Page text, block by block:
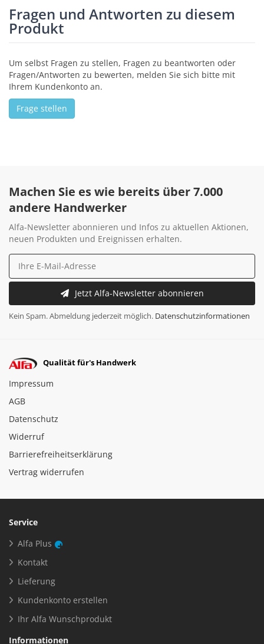
Fragen und Antworten zu diesem
Produkt
Um selbst Fragen zu stellen, Fragen zu beantworten oder
Fragen/Antworten zu bewerten, melden Sie sich bitte mit
Ihrem Kundenkonto an.
Frage stellen
Machen Sie es wie bereits über 7.000
andere Handwerker
Alfa-Newsletter abonnieren und Infos zu aktuellen Aktionen,
neuen Produkten und Ereignissen erhalten.
Jetzt Alfa-Newsletter abonnieren
Kein Spam. Abmeldung jederzeit möglich. Datenschutzinformationen
Qualität für's Handwerk
Impressum
AGB
Datenschutz
Widerruf
Barrierefreiheitserklärung
Vertrag widerrufen
Service
Alfa Plus
Kontakt
Lieferung
Kundenkonto erstellen
Ihr Alfa Wunschprodukt
Informationen